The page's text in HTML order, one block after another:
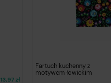
13,97 zł
Fartuch kuchenny z
motywem łowickim